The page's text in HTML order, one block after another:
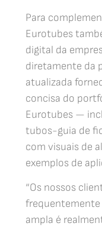
Para
Eurotubes
digital da
diretamente da
atualizada
concisa do
Eurotubes —
tubos-guia de
com visuais de
exemplos de
“Os nossos
frequentemente
ampla é